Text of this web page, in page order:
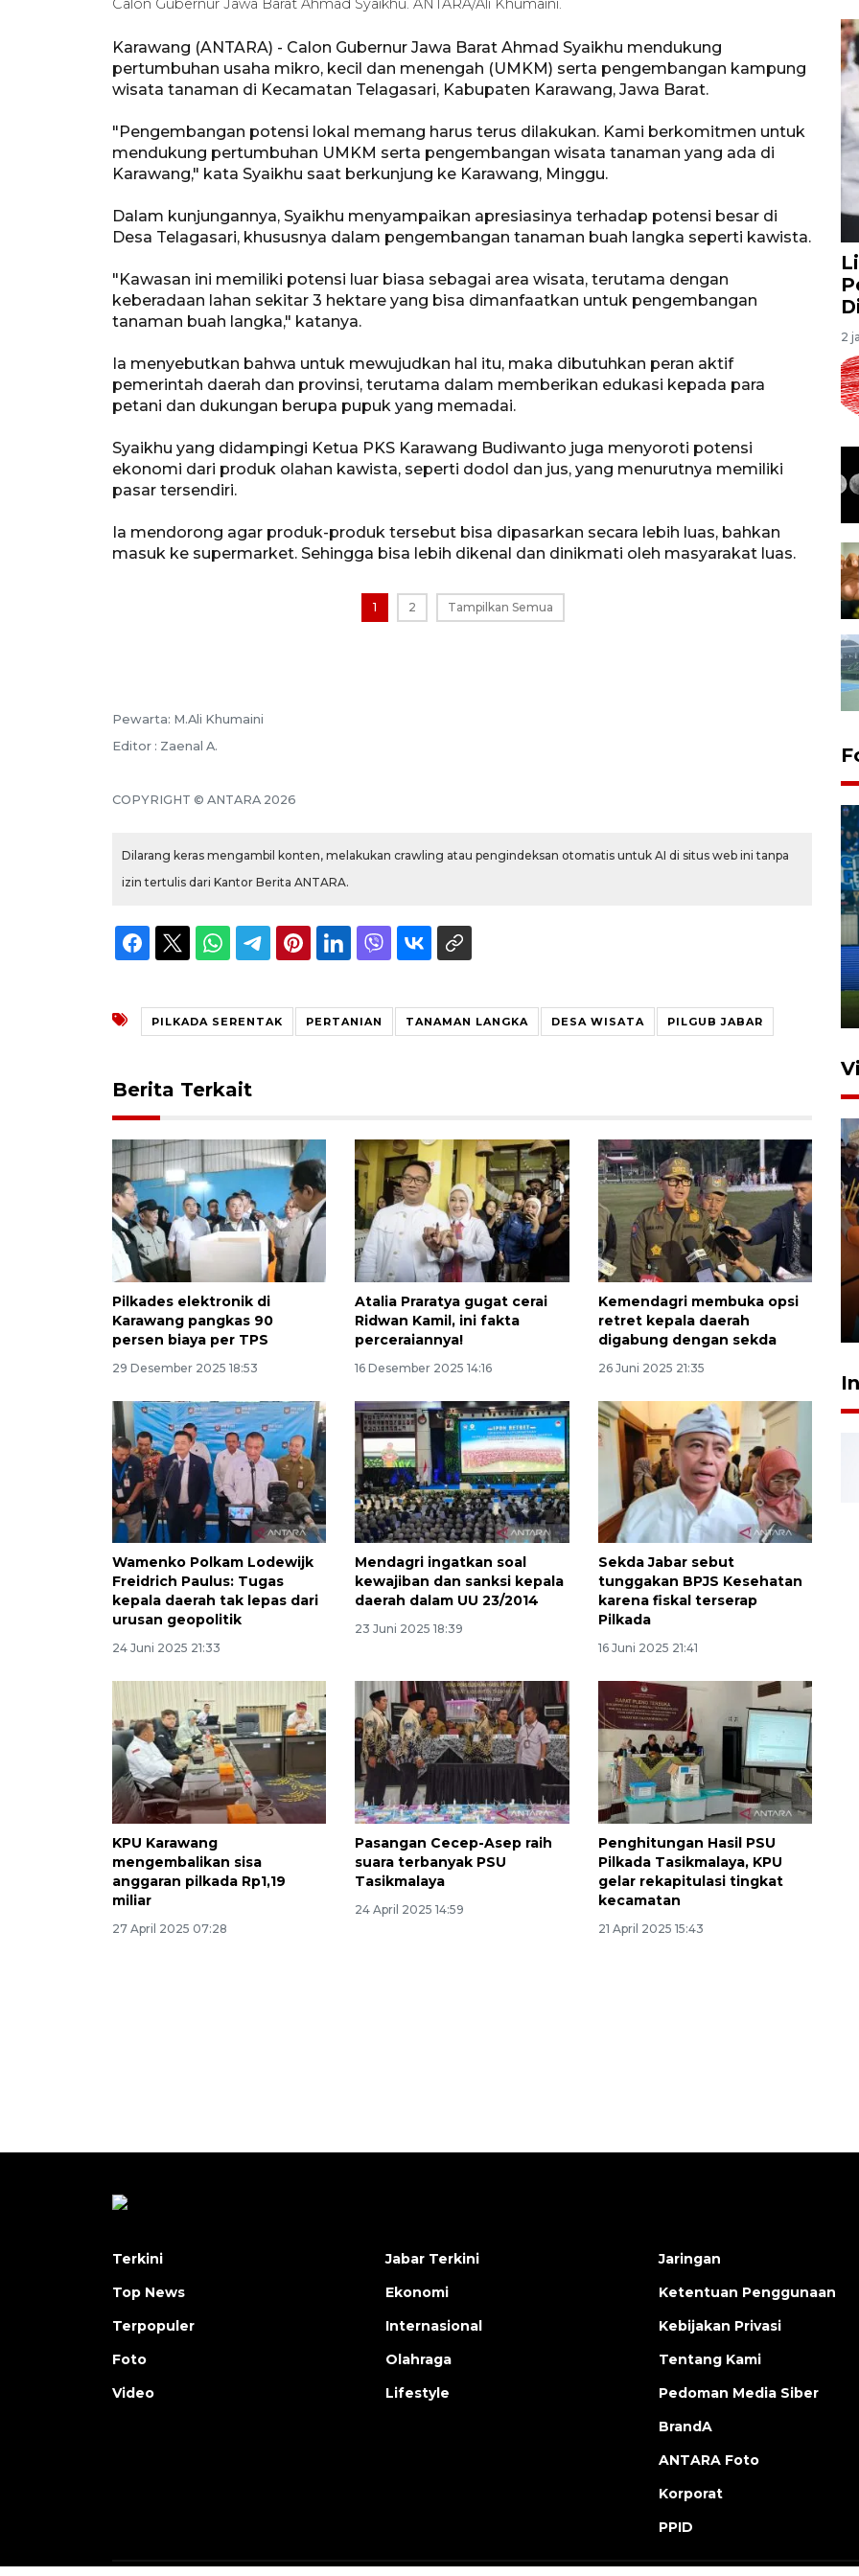
Calon Gubernur Jawa Barat Ahmad Syaikhu. ANTARA/Ali Khumaini.
Karawang (ANTARA) - Calon Gubernur Jawa Barat Ahmad Syaikhu mendukung
pertumbuhan usaha mikro, kecil dan menengah (UMKM) serta pengembangan kampung
wisata tanaman di Kecamatan Telagasari, Kabupaten Karawang, Jawa Barat.
"Pengembangan potensi lokal memang harus terus dilakukan. Kami berkomitmen untuk
mendukung pertumbuhan UMKM serta pengembangan wisata tanaman yang ada di
Karawang," kata Syaikhu saat berkunjung ke Karawang, Minggu.
Dalam kunjungannya, Syaikhu menyampaikan apresiasinya terhadap potensi besar di
Desa Telagasari, khususnya dalam pengembangan tanaman buah langka seperti kawista.
"Kawasan ini memiliki potensi luar biasa sebagai area wisata, terutama dengan
keberadaan lahan sekitar 3 hektare yang bisa dimanfaatkan untuk pengembangan
tanaman buah langka," katanya.
Ia menyebutkan bahwa untuk mewujudkan hal itu, maka dibutuhkan peran aktif
pemerintah daerah dan provinsi, terutama dalam memberikan edukasi kepada para
petani dan dukungan berupa pupuk yang memadai.
Syaikhu yang didampingi Ketua PKS Karawang Budiwanto juga menyoroti potensi
ekonomi dari produk olahan kawista, seperti dodol dan jus, yang menurutnya memiliki
pasar tersendiri.
Ia mendorong agar produk-produk tersebut bisa dipasarkan secara lebih luas, bahkan
masuk ke supermarket. Sehingga bisa lebih dikenal dan dinikmati oleh masyarakat luas.
1 2 Tampilkan Semua
Pewarta: M.Ali Khumaini
Editor : Zaenal A.
COPYRIGHT © ANTARA 2026
Dilarang keras mengambil konten, melakukan crawling atau pengindeksan otomatis untuk AI di situs web ini tanpa
izin tertulis dari Kantor Berita ANTARA.
PILKADA SERENTAK PERTANIAN TANAMAN LANGKA DESA WISATA PILGUB JABAR
Berita Terkait
Pilkades elektronik di
Karawang pangkas 90
persen biaya per TPS
29 Desember 2025 18:53
Atalia Praratya gugat cerai
Ridwan Kamil, ini fakta
perceraiannya!
16 Desember 2025 14:16
Kemendagri membuka opsi
retret kepala daerah
digabung dengan sekda
26 Juni 2025 21:35
Wamenko Polkam Lodewijk
Freidrich Paulus: Tugas
kepala daerah tak lepas dari
urusan geopolitik
24 Juni 2025 21:33
Mendagri ingatkan soal
kewajiban dan sanksi kepala
daerah dalam UU 23/2014
23 Juni 2025 18:39
Sekda Jabar sebut
tunggakan BPJS Kesehatan
karena fiskal terserap
Pilkada
16 Juni 2025 21:41
KPU Karawang
mengembalikan sisa
anggaran pilkada Rp1,19
miliar
27 April 2025 07:28
Pasangan Cecep-Asep raih
suara terbanyak PSU
Tasikmalaya
24 April 2025 14:59
Penghitungan Hasil PSU
Pilkada Tasikmalaya, KPU
gelar rekapitulasi tingkat
kecamatan
21 April 2025 15:43
2
Taklukkan DPMM FC, Persib
amankan tiket semifinal Piala
Presiden
29 Juli 2026 01:36
Terkini
Top News
Terpopuler
Foto
Video
Jabar Terkini
Ekonomi
Internasional
Olahraga
Lifestyle
Jaringan
Ketentuan Penggunaan
Kebijakan Privasi
Tentang Kami
Pedoman Media Siber
BrandA
ANTARA Foto
Korporat
PPID